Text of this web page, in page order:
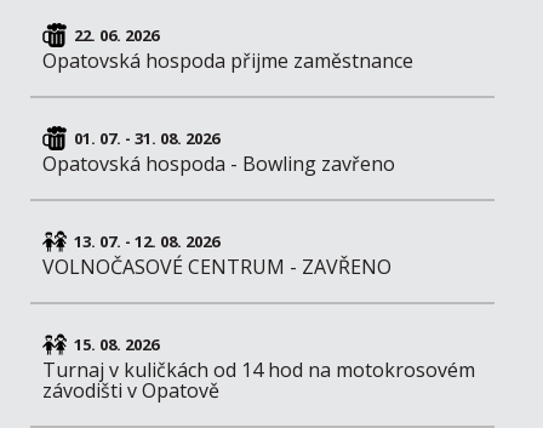
22. 06. 2026
Opatovská hospoda přijme zaměstnance
01. 07. - 31. 08. 2026
Opatovská hospoda - Bowling zavřeno
13. 07. - 12. 08. 2026
VOLNOČASOVÉ CENTRUM - ZAVŘENO
15. 08. 2026
Turnaj v kuličkách od 14 hod na motokrosovém
závodišti v Opatově